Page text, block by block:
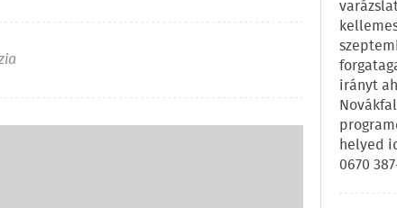
irányt
helyed
0670